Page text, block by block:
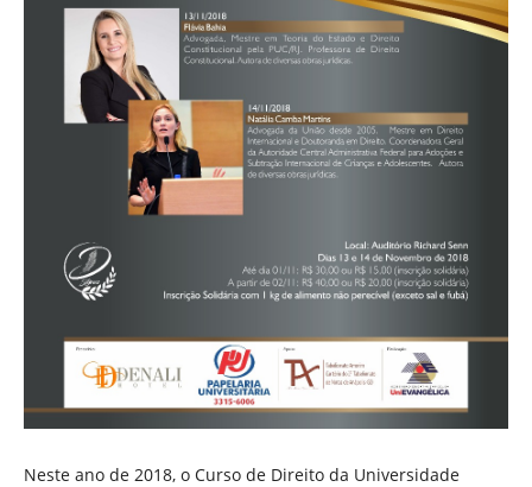
Neste ano de 2018, o Curso de Direito da Universidade